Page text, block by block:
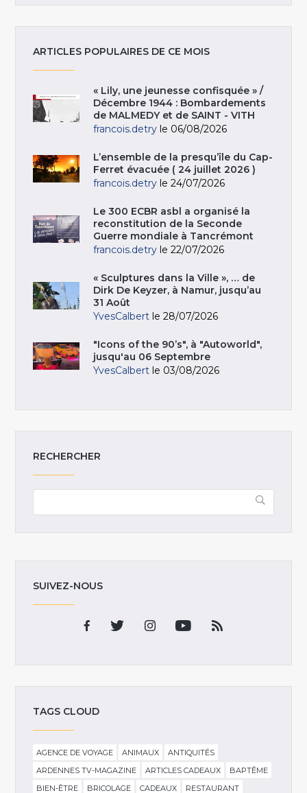
ARTICLES POPULAIRES DE CE MOIS
« Lily, une jeunesse confisquée » /
Décembre 1944 : Bombardements
de MALMEDY et de SAINT - VITH
francois.detry le 06/08/2026
L’ensemble de la presqu’île du Cap-
Ferret évacuée ( 24 juillet 2026 )
francois.detry le 24/07/2026
Le 300 ECBR asbl a organisé la
reconstitution de la Seconde
Guerre mondiale à Tancrémont
francois.detry le 22/07/2026
« Sculptures dans la Ville », … de
Dirk De Keyzer, à Namur, jusqu’au
31 Août
YvesCalbert le 28/07/2026
"Icons of the 90’s", à "Autoworld",
jusqu'au 06 Septembre
YvesCalbert le 03/08/2026
RECHERCHER
SUIVEZ-NOUS
TAGS CLOUD
AGENCE DE VOYAGE ANIMAUX
ANTIQUITÉS
ARDENNES TV-MAGAZINE
ARTICLES CADEAUX
BAPTÊME
BIEN-ÊTRE
BRICOLAGE CADEAUX
RESTAURANT